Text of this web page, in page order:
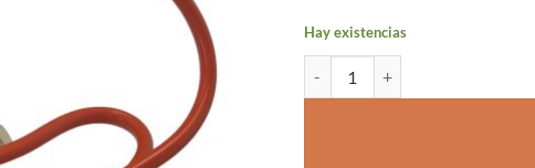
Hay existencias